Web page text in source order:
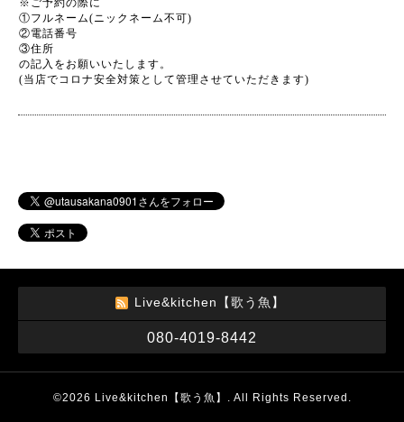
※ ご予約の際に
①フルネーム(ニックネーム不可)
②電話番号
③住所
の記入をお願いいたします。
(当店でコロナ安全対策として管理させていただきます)
Live&kitchen【歌う魚】
080-4019-8442
©2026 Live&kitchen【歌う魚】 . All Rights Reserved.